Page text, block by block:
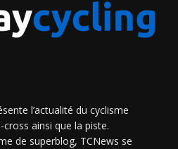
l’actualité du cyclisme
ainsi que la piste.
de superblog, TCNews se